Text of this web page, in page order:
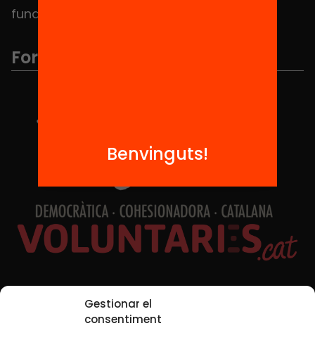
Gestionar el
consentiment
fundacio@equitat.org
Formem part de...
Xarxes Socials
Benvinguts!